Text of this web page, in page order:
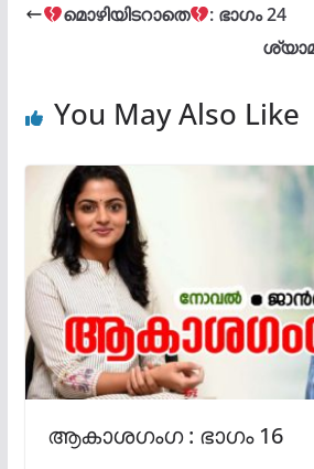
മൊഴിയിടറാതെ
: ഭാഗം 24
You May Also Like
ആകാശഗംഗ : ഭാഗം 16